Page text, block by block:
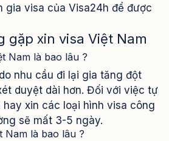
gia visa của Visa24h để được
gặp xin visa Việt Nam
Nam là bao lâu ?
nhu cầu đi lại gia tăng đột
duyệt dài hơn. Đối với việc tự
hay xin các loại hình visa công
sẽ mất 3-5 ngày.
Nam là bao lâu ?